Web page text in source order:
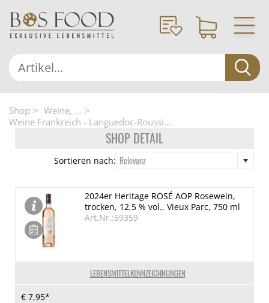
Shop
Weine, ...
Weine Frankreich - Languedoc-Roussi...
SHOP DETAIL
Sortieren nach: Relevanz
LEBENSMITTELKENNZEICHNUNGEN
2024er Heritage ROSÉ AOP Rosewein,
trocken, 12,5 % vol., Vieux Parc, 750 ml
Art.Nr.:69359
€ 7,95*